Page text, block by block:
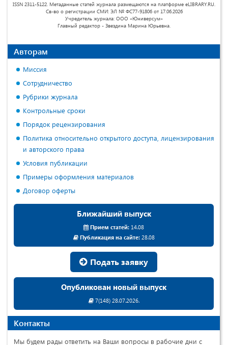
ISSN 2311-5122. Метаданные статей журнала размещаются на платформе eLIBRARY.RU.
Св-во о регистрации СМИ: ЭЛ № ФС77-91806 от 17.06.2026
Учредитель журнала: ООО «Юниверсум»
Главный редактор - Звездина Марина Юрьевна.
Авторам
Миссия
Сотрудничество
Рубрики журнала
Контрольные сроки
Порядок рецензирования
Политика относительно открытого доступа, лицензирования
и авторского права
Условия публикации
Примеры оформления материалов
Договор оферты
Ближайший выпуск
Прием статей: 14.08
Публикация на сайте:28.08
Подать заявку
Опубликован новый выпуск
7(148) 28.07.2026.
Контакты
Мы будем рады ответить на Ваши вопросы в рабочие дни с